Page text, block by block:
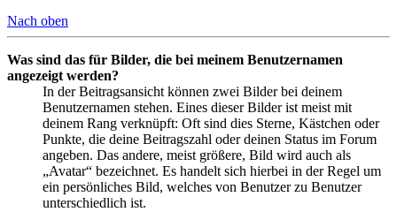
Nach oben
Was sind das für Bilder, die bei meinem Benutzernamen
angezeigt werden?
In der Beitragsansicht können zwei Bilder bei deinem
Benutzernamen stehen. Eines dieser Bilder ist meist mit
deinem Rang verknüpft: Oft sind dies Sterne, Kästchen oder
Punkte, die deine Beitragszahl oder deinen Status im Forum
angeben. Das andere, meist größere, Bild wird auch als
„Avatar“ bezeichnet. Es handelt sich hierbei in der Regel um
ein persönliches Bild, welches von Benutzer zu Benutzer
unterschiedlich ist.